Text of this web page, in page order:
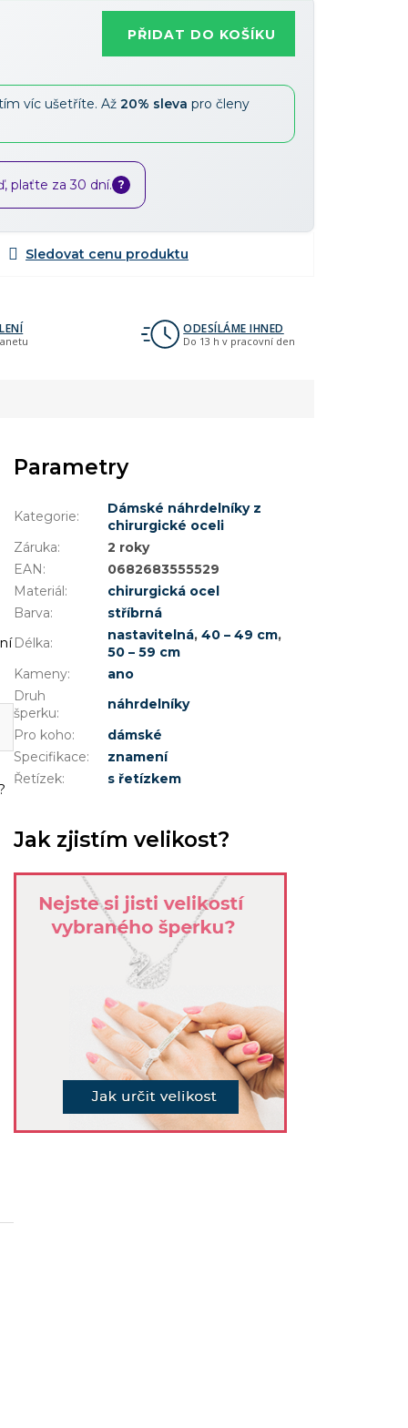
Nejoblíbenější
PŘIDAT DO KOŠÍKU
víc ušetříte. Až 20% sleva pro členy
plaťte za 30 dní. ?
ODESÍLÁME IHNED
Do 13 h v pracovní den
Parametry
Kategorie:
Dámské náhrdelníky z
chirurgické oceli
Záruka:
2 roky
EAN:
0682683555529
Materiál:
chirurgická ocel
Barva:
stříbrná
Délka: nastavitelná, 40 – 49 cm,
50 – 59 cm
Kameny:
ano
Druh
šperku:
náhrdelníky
Pro koho:
dámské
Specifikace:
znamení
Řetízek: s řetízkem
Jak zjistím velikost?